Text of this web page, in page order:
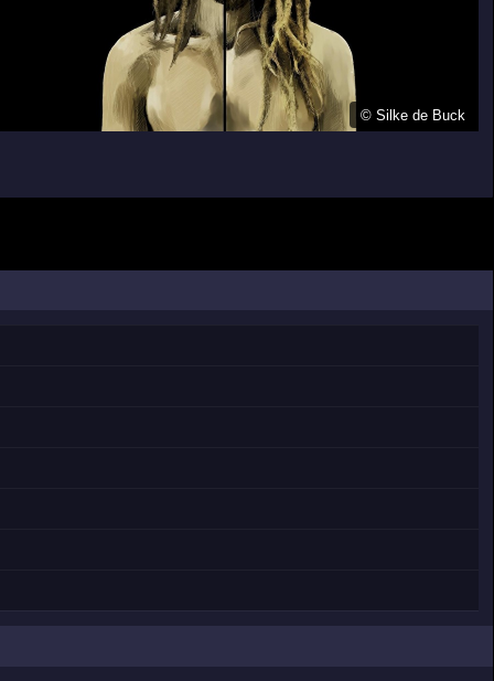
© Silke de Buck